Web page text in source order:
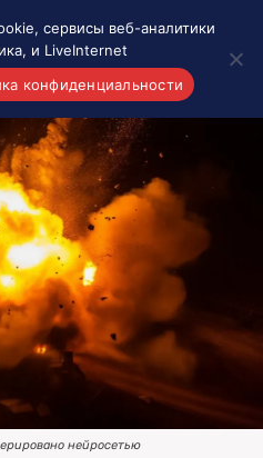
и области
нейросетью
сервисы веб-аналитики
и LiveInternet
конфиденциальности